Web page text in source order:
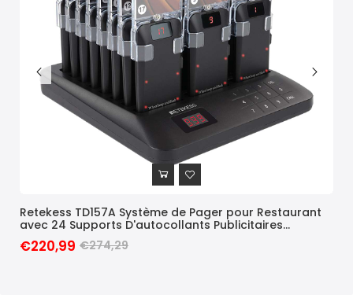
Retekess TD157A Système de Pager pour Restaurant
avec 24 Supports D'autocollants Publicitaires
Remplaçables
€220,99 €274,29